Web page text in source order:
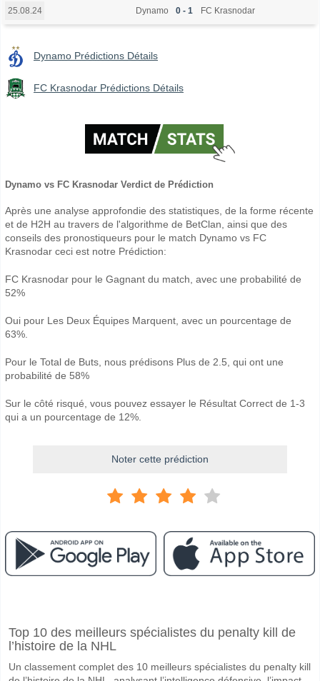
25.08.24 Dynamo 0 - 1 FC Krasnodar
Dynamo Prédictions Détails
FC Krasnodar Prédictions Détails
Dynamo vs FC Krasnodar Verdict de Prédiction
Après une analyse approfondie des statistiques, de la forme récente
et de H2H au travers de l'algorithme de BetClan, ainsi que des
conseils des pronostiqueurs pour le match Dynamo vs FC
Krasnodar ceci est notre Prédiction:
FC Krasnodar pour le Gagnant du match, avec une probabilité de
52%
Oui pour Les Deux Équipes Marquent, avec un pourcentage de
63%.
Pour le Total de Buts, nous prédisons Plus de 2.5, qui ont une
probabilité de 58%
Sur le côté risqué, vous pouvez essayer le Résultat Correct de 1-3
qui a un pourcentage de 12%.
Noter cette prédiction
Le match entre Dynamo v FC Krasnodar 11 May 2026 18:00.
Top 10 des meilleurs spécialistes du penalty kill de
l’histoire de la NHL
Un classement complet des 10 meilleurs spécialistes du penalty kill